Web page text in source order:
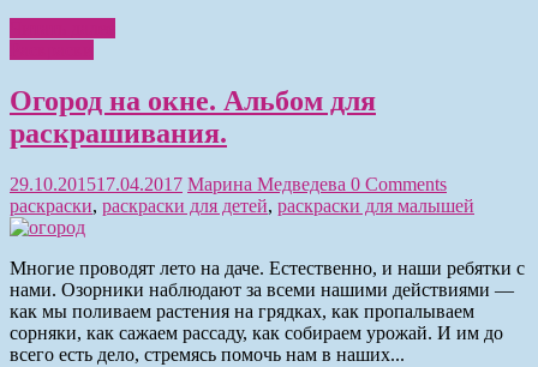
Огород на окне. Альбом для
раскрашивания.
29.10.201517.04.2017 Марина Медведева 0 Comments
раскраски, раскраски для детей, раскраски для малышей
Многие проводят лето на даче. Естественно, и наши ребятки с
нами. Озорники наблюдают за всеми нашими действиями —
как мы поливаем растения на грядках, как пропалываем
сорняки, как сажаем рассаду, как собираем урожай. И им до
всего есть дело, стремясь помочь нам в наших...